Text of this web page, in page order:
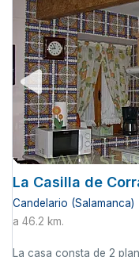
La Casilla de
Candelario (Salamanca)
a 46.2 km.
La casa consta de 2